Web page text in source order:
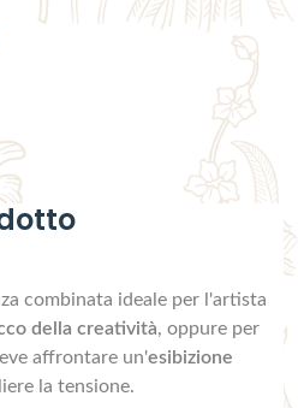
combinata ideale per l'artista
della creatività, oppure per
affrontare un'esibizione
la tensione.